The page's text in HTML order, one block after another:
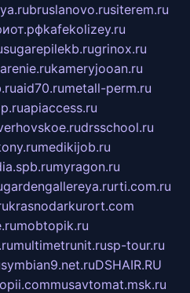
bruslanovo.rusiterem.ru
kafekolizey.ru
sugarepilekb.rugrinox.ru
kameryjooan.ru
aid70.rumetall-perm.ru
apiaccess.ru
drsschool.ru
medikijob.ru
myragon.ru
gardengallereya.rurti.com.ru
krasnodarkurort.com
mobtopik.ru
multimetrunit.rusp-tour.ru
symbian9.net.ruDSHAIR.RU
musavtomat.msk.ru